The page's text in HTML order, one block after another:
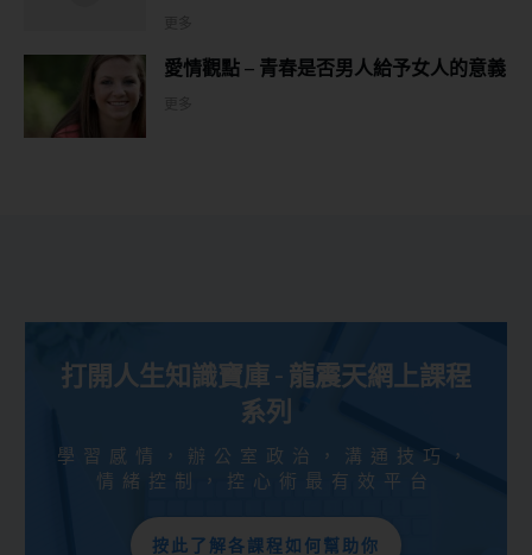
愛情觀點 – 青春是否男人給予女人的意義
打開人生知識寶庫 - 龍震天網上課程
系列
學習感情，辦公室政治，溝通技巧，
情緒控制，控心術最有效平台
按此了解各課程如何幫助你